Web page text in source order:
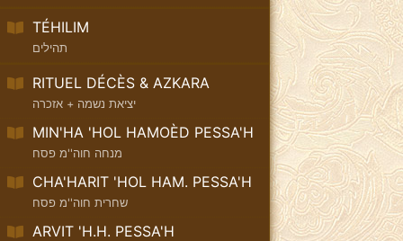
TÉHILIM
תהילים
RITUEL DÉCÈS & AZKARA
יציאת נשמה + אזכרה
MIN'HA 'HOL HAMOÈD PESSA'H
מנחה חוה''מ פסח
CHA'HARIT 'HOL HAM. PESSA'H
שחרית חוה''מ פסח
ARVIT 'H.H. PESSA'H